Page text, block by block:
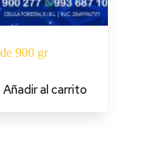
900 gr
Añadir al carrito